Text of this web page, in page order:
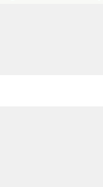
Kemayoran
Kemayoran